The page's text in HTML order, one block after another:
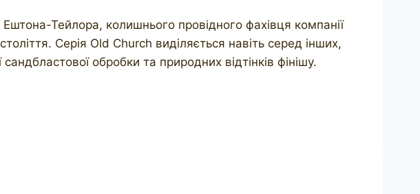
Тейлора, колишнього провідного фахівця компанії
Серія Old Church виділяється навіть серед інших,
обробки та природних відтінків фінішу.